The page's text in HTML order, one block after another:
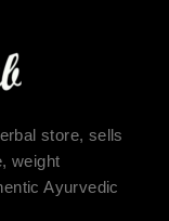
store, sells
weight
Ayurvedic